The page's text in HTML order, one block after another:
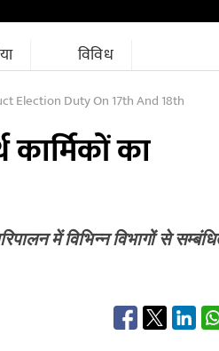
विविध
Election Duty On 17th And 18th
का
में विभिन्न विभागों से